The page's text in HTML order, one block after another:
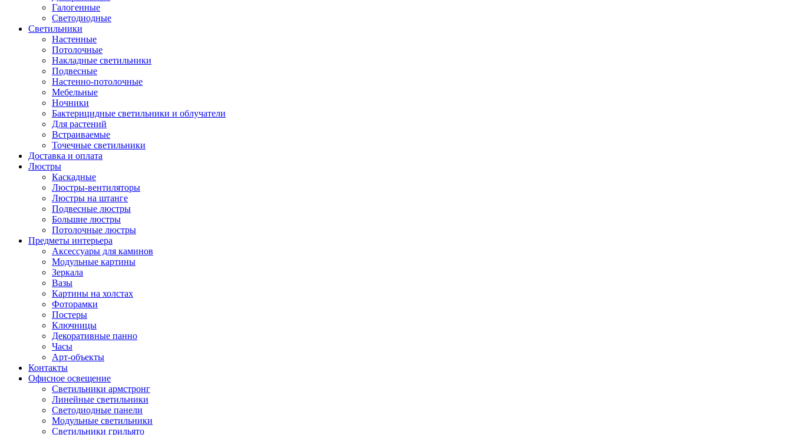
Галогенные
Светодиодные
Светильники
Настенные
Потолочные
Накладные светильники
Подвесные
Настенно-потолочные
Мебельные
Ночники
Бактерицидные светильники и облучатели
Для растений
Встраиваемые
Точечные светильники
Доставка и оплата
Люстры
Каскадные
Люстры-вентиляторы
Люстры на штанге
Подвесные люстры
Большие люстры
Потолочные люстры
Предметы интерьера
Аксессуары для каминов
Модульные картины
Зеркала
Вазы
Картины на холстах
Фоторамки
Постеры
Ключницы
Декоративные панно
Часы
Арт-объекты
Контакты
Офисное освещение
Светильники армстронг
Линейные светильники
Светодиодные панели
Модульные светильники
Светильники грильято